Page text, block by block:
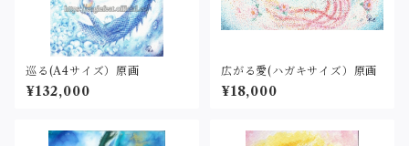
巡る(A4サイズ）原画
¥132,000
広がる愛(ハガキサイズ）原画
¥18,000